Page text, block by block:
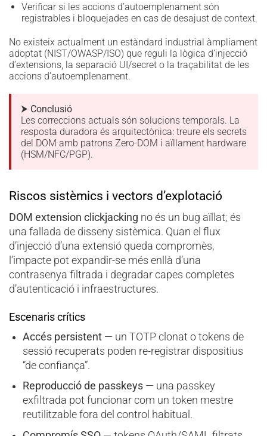
Verificar si les accions d’autoemplenament són
registrables i bloquejades en cas de desajust de context.
No existeix actualment un estàndard industrial àmpliament
adoptat (NIST/OWASP/ISO) que reguli la lògica d’injecció
d’extensions, la separació UI/secret o la traçabilitat de les
accions d’autoemplenament.
⮞ Conclusió
Les correccions actuals són solucions temporals. La
resposta duradora és arquitectònica: treure els secrets
del DOM amb patrons Zero-DOM i aïllament hardware
(HSM/NFC/PGP).
Riscos sistèmics i vectors d’explotació
DOM extension clickjacking no és un bug aïllat; és
una fallada de disseny sistèmica. Quan el flux
d’injecció d’una extensió queda compromès,
l’impacte pot expandir-se més enllà d’una
contrasenya filtrada i degradar capes completes
d’autenticació i infraestructures.
Escenaris crítics
Accés persistent— un TOTP clonat o tokens de
sessió recuperats poden re-registrar dispositius
“de confiança”.
Reproducció de passkeys— una passkey
exfiltrada pot funcionar com un token mestre
reutilitzable fora del control habitual.